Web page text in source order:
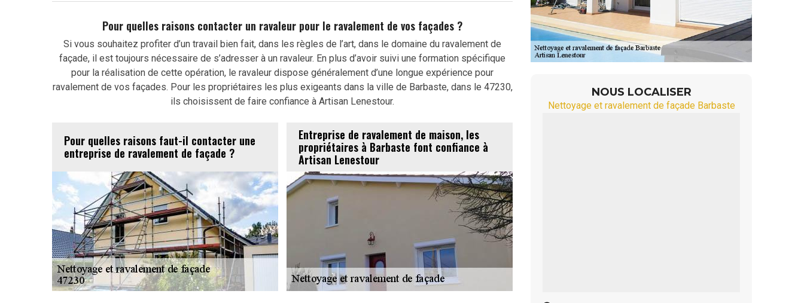
Pour quelles raisons contacter un ravaleur pour le ravalement de vos façades ?
Si vous souhaitez profiter d’un travail bien fait, dans les règles de l’art, dans le domaine du ravalement de
façade, il est toujours nécessaire de s’adresser à un ravaleur. En plus d’avoir suivi une formation spécifique
pour la réalisation de cette opération, le ravaleur dispose généralement d’une longue expérience pour
ravalement de vos façades. Pour les propriétaires les plus exigeants dans la ville de Barbaste, dans le 47230,
ils choisissent de faire confiance à Artisan Lenestour.
Pour quelles raisons faut-il contacter une
entreprise de ravalement de façade ?
Entreprise de ravalement de maison, les
propriétaires à Barbaste font confiance à
Artisan Lenestour
NOUS LOCALISER
Nettoyage et ravalement de façade Barbaste